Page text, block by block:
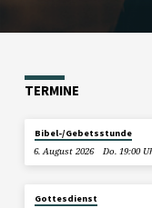
TERMINE
Bibel-/Gebetsstunde
6. August 2026
Do. 19:00
Gottesdienst